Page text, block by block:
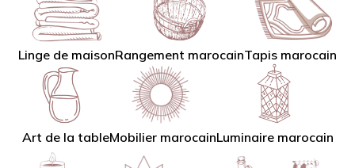
Linge de maisonRangement marocainTapis marocain
Art de la tableMobilier marocainLuminaire marocain